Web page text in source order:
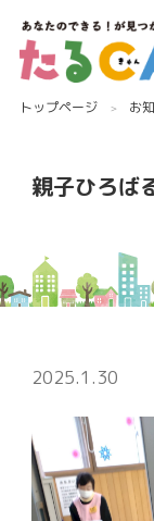
トップページ お
親子ひろば
2025.1.30